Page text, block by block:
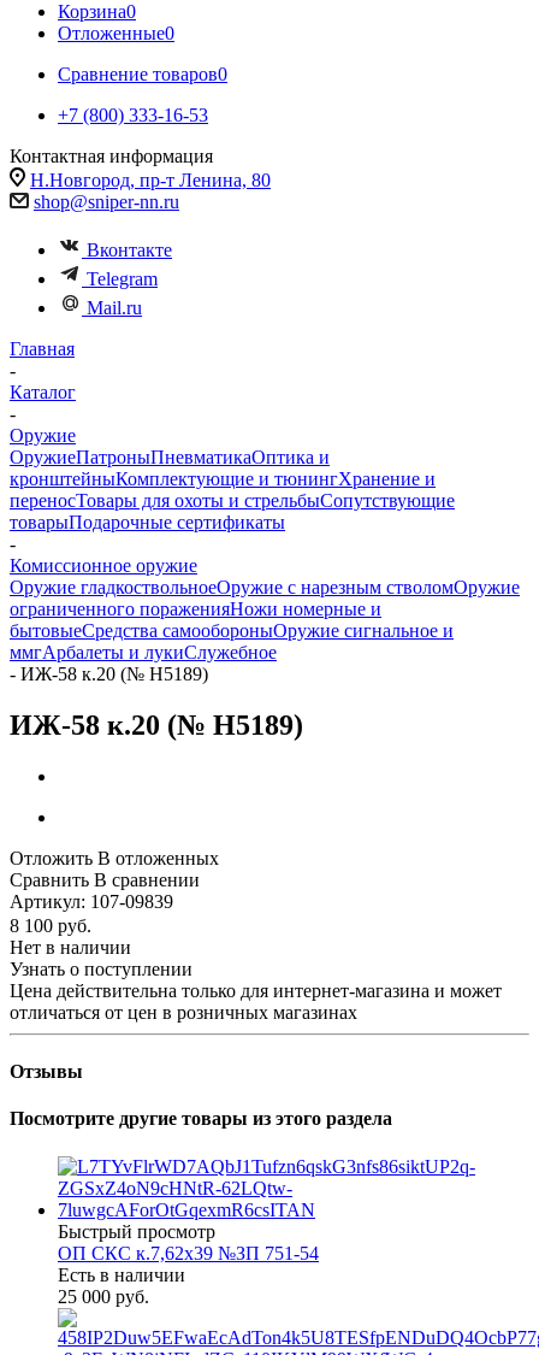
Корзина0
Отложенные0
Сравнение товаров0
+7 (800) 333-16-53
Контактная информация
Н.Новгород, пр-т Ленина, 80
shop@sniper-nn.ru
Вконтакте
Telegram
Mail.ru
Главная
-
Каталог
-
Оружие
ОружиеПатроныПневматикаОптика и
кронштейныКомплектующие и тюнингХранение и
переносТовары для охоты и стрельбыСопутствующие
товарыПодарочные сертификаты
-
Комиссионное оружие
Оружие гладкоствольноеОружие с нарезным стволомОружие
ограниченного пораженияНожи номерные и
бытовыеСредства самообороныОружие сигнальное и
ммгАрбалеты и лукиСлужебное
- ИЖ-58 к.20 (№ Н5189)
ИЖ-58 к.20 (№ Н5189)
Отложить В отложенных
Сравнить В сравнении
Артикул: 107-09839
8 100 руб.
Нет в наличии
Узнать о поступлении
Цена действительна только для интернет-магазина и может
отличаться от цен в розничных магазинах
Отзывы
Посмотрите другие товары из этого раздела
Быстрый просмотр
ОП СКС к.7,62х39 №ЗП 751-54
Есть в наличии
25 000 руб.